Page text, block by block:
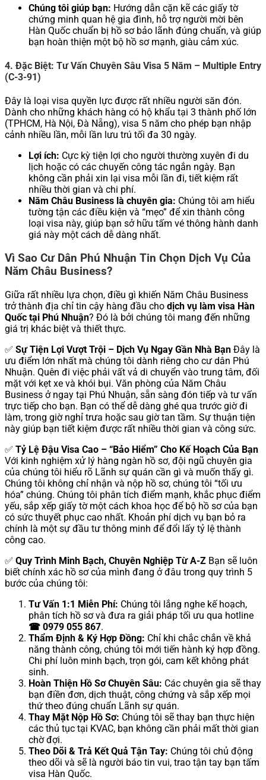
Chúng tôi giúp bạn: Hướng dẫn cặn kẽ các giấy tờ
chứng minh quan hệ gia đình, hỗ trợ người mời bên
Hàn Quốc chuẩn bị hồ sơ bảo lãnh đúng chuẩn, và giúp
bạn hoàn thiện một bộ hồ sơ mạnh, giàu cảm xúc.
4. Đặc Biệt: Tư Vấn Chuyên Sâu Visa 5 Năm – Multiple Entry
(C-3-91)
Đây là loại visa quyền lực được rất nhiều người săn đón.
Dành cho những khách hàng có hộ khẩu tại 3 thành phố lớn
(TPHCM, Hà Nội, Đà Nẵng), visa 5 năm cho phép bạn nhập
cảnh nhiều lần, mỗi lần lưu trú tối đa 30 ngày.
Lợi ích: Cực kỳ tiện lợi cho người thường xuyên đi du
lịch hoặc có các chuyến công tác ngắn ngày. Bạn
không cần phải xin lại visa mỗi lần đi, tiết kiệm rất
nhiều thời gian và chi phí.
Năm Châu Business là chuyên gia: Chúng tôi am hiểu
tường tận các điều kiện và “mẹo” để xin thành công
loại visa này, giúp bạn sở hữu tấm vé thông hành danh
giá này một cách dễ dàng nhất.
Vì Sao Cư Dân Phú Nhuận Tin Chọn Dịch Vụ Của
Năm Châu Business?
Giữa rất nhiều lựa chọn, điều gì khiến Năm Châu Business
trở thành địa chỉ tin cậy hàng đầu cho dịch vụ làm visa Hàn
Quốc tại Phú Nhuận? Đó là bởi chúng tôi mang đến những
giá trị khác biệt và thiết thực.
✅ Sự Tiện Lợi Vượt Trội – Dịch Vụ Ngay Gần Nhà Bạn Đây là
ưu điểm lớn nhất mà chúng tôi dành riêng cho cư dân Phú
Nhuận. Quên đi việc phải vất vả di chuyển vào trung tâm, đối
mặt với kẹt xe và khói bụi. Văn phòng của Năm Châu
Business ở ngay tại Phú Nhuận, sẵn sàng đón tiếp và tư vấn
trực tiếp cho bạn. Bạn có thể dễ dàng ghé qua trước giờ đi
làm, trong giờ nghỉ trưa hoặc sau giờ tan tầm. Sự thuận tiện
này giúp bạn tiết kiệm được rất nhiều thời gian và công sức.
✅ Tỷ Lệ Đậu Visa Cao – “Bảo Hiểm” Cho Kế Hoạch Của Bạn
Với kinh nghiệm xử lý hàng ngàn hồ sơ, đội ngũ chuyên gia
của chúng tôi hiểu rõ Lãnh sự quán cần gì và muốn thấy gì.
Chúng tôi không chỉ nhận và nộp hồ sơ, chúng tôi “tối ưu
hóa” chúng. Chúng tôi phân tích điểm mạnh, khắc phục điểm
yếu, sắp xếp giấy tờ một cách khoa học để bộ hồ sơ của bạn
có sức thuyết phục cao nhất. Khoản phí dịch vụ bạn bỏ ra
chính là một sự đầu tư thông minh để đổi lấy tỷ lệ thành
công cao.
✅ Quy Trình Minh Bạch, Chuyên Nghiệp Từ A-Z Bạn sẽ luôn
biết chính xác hồ sơ của mình đang ở đâu trong quy trình 5
bước của chúng tôi:
Tư Vấn 1:1 Miễn Phí: Chúng tôi lắng nghe kế hoạch,
phân tích hồ sơ và đưa ra giải pháp tối ưu qua hotline
☎ 0979 055 867.
Thẩm Định & Ký Hợp Đồng: Chỉ khi chắc chắn về khả
năng thành công, chúng tôi mới tiến hành ký hợp đồng.
Chi phí luôn minh bạch, trọn gói, cam kết không phát
sinh.
Hoàn Thiện Hồ Sơ Chuyên Sâu: Các chuyên gia sẽ thay
bạn điền đơn, dịch thuật, công chứng và sắp xếp mọi
thứ theo đúng chuẩn Lãnh sự quán.
Thay Mặt Nộp Hồ Sơ: Chúng tôi sẽ thay bạn thực hiện
các thủ tục tại KVAC, bạn không cần phải mất thời gian
chờ đợi.
Theo Dõi & Trả Kết Quả Tận Tay: Chúng tôi chủ động
theo dõi và sẽ là người báo tin vui, trao tận tay bạn tấm
visa Hàn Quốc.